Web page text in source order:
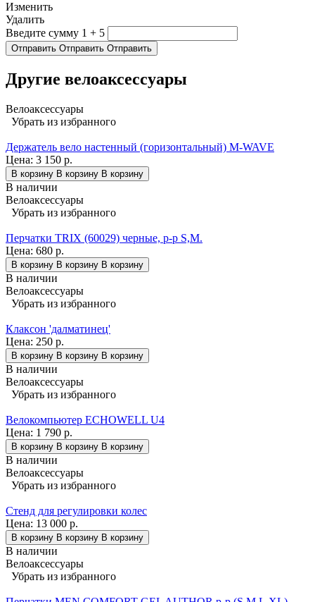
Изменить
Удалить
Введите сумму 1 + 5
Отправить Отправить Отправить
Другие велоаксессуары
Велоаксессуары
Убрать из избранного
Держатель вело настенный (горизонтальный) M-WAVE
Цена: 3 150 р.
В корзину В корзину В корзину
В наличии
Велоаксессуары
Убрать из избранного
Перчатки TRIX (60029) черные, р-р S,M.
Цена: 680 р.
В корзину В корзину В корзину
В наличии
Велоаксессуары
Убрать из избранного
Клаксон 'далматинец'
Цена: 250 р.
В корзину В корзину В корзину
В наличии
Велоаксессуары
Убрать из избранного
Велокомпьютер ECHOWELL U4
Цена: 1 790 р.
В корзину В корзину В корзину
В наличии
Велоаксессуары
Убрать из избранного
Стенд для регулировки колес
Цена: 13 000 р.
В корзину В корзину В корзину
В наличии
Велоаксессуары
Убрать из избранного